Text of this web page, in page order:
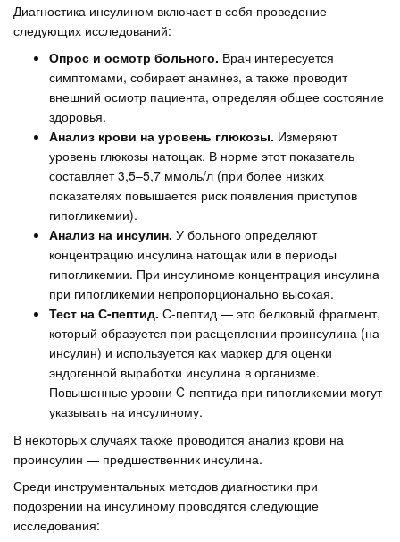
Диагностика инсулином включает в себя проведение
следующих исследований:
Опрос и осмотр больного. Врач интересуется
симптомами, собирает анамнез, а также проводит
внешний осмотр пациента, определяя общее состояние
здоровья.
Анализ крови на уровень глюкозы. Измеряют
уровень глюкозы натощак. В норме этот показатель
составляет 3,5–5,7 ммоль/л (при более низких
показателях повышается риск появления приступов
гипогликемии).
Анализ на инсулин. У больного определяют
концентрацию инсулина натощак или в периоды
гипогликемии. При инсулиноме концентрация инсулина
при гипогликемии непропорционально высокая.
Тест на С-пептид. С-пептид — это белковый фрагмент,
который образуется при расщеплении проинсулина (на
инсулин) и используется как маркер для оценки
эндогенной выработки инсулина в организме.
Повышенные уровни C-пептида при гипогликемии могут
указывать на инсулиному.
В некоторых случаях также проводится анализ крови на
проинсулин — предшественник инсулина.
Среди инструментальных методов диагностики при
подозрении на инсулиному проводятся следующие
исследования: